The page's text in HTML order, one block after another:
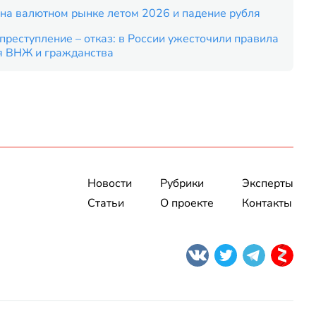
валютном рынке летом 2026 и падение рубля
– отказ: в России ужесточили правила
ВНЖ и гражданства
Новости
Статьи
Рубрики
О проекте
Эксперты
Контакты